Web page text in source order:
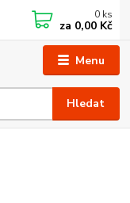
Menu
Hledat
0 ks
za 0,00 Kč